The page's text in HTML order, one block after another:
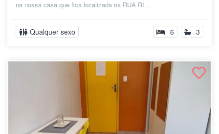
na nossa casa que fica localizada na RUA RI...
Qualquer sexo 6 3